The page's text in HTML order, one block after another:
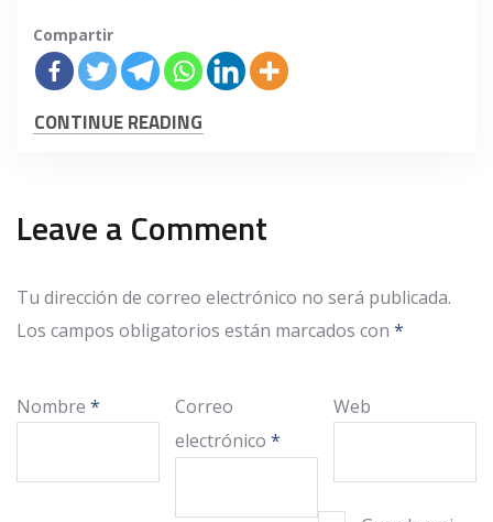
Compartir
CONTINUE READING
Leave a Comment
Tu dirección de correo electrónico no será publicada.
Los campos obligatorios están marcados con *
Nombre *
Correo
electrónico*
Web